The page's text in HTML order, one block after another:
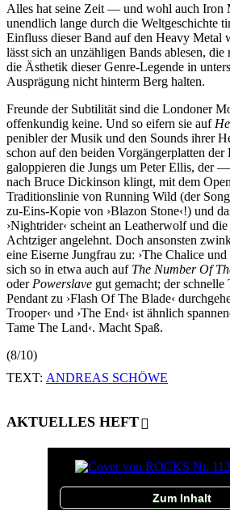
Alles hat seine Zeit — und wohl auch Iron
unendlich lange durch die Weltgeschichte
Einfluss dieser Band auf den Heavy Metal
lässt sich an unzähligen Bands ablesen,
die Ästhetik dieser Genre-Legende in
Ausprägung nicht hinterm Berg halten.
Freunde der Subtilität sind die Londoner
offenkundig keine. Und so eifern sie auf
penibler der Musik und den Sounds ihrer
schon auf den beiden Vorgängerplatten
galoppieren die Jungs um Peter Ellis, der
nach Bruce Dickinson klingt, mit dem
Traditionslinie von Running Wild (der
zu-Eins-Kopie von ›Blazon Stone‹!) und
›Nightrider‹ scheint an Leatherwolf und
Achtziger angelehnt. Doch ansonsten
eine Eiserne Jungfrau zu: ›The Chalice und
sich so in etwa auch auf The Number Of
oder Powerslave gut gemacht; der
Pendant zu ›Flash Of The Blade‹
Trooper‹ und ›The End‹ ist ähnlich
Tame The Land‹. Macht Spaß.
(8/10)
TEXT: ANDREAS SCHÖWE
AKTUELLES HEFT
Zum Inhalt